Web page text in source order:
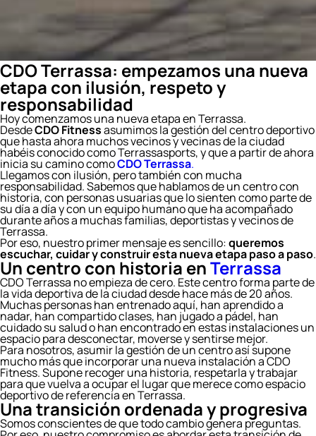
CDO Terrassa: empezamos una nueva
etapa con ilusión, respeto y
responsabilidad
Hoy comenzamos una nueva etapa en Terrassa.
DesdeCDO Fitnessasumimos la gestión del centro deportivo
que hasta ahora muchos vecinos y vecinas de la ciudad
habéis conocido como Terrassasports, y que a partir de ahora
inicia su camino comoCDO Terrassa.
Llegamos con ilusión, pero también con mucha
responsabilidad. Sabemos que hablamos de un centro con
historia, con personas usuarias que lo sienten como parte de
su día a día y con un equipo humano que ha acompañado
durante años a muchas familias, deportistas y vecinos de
Terrassa.
Por eso, nuestro primer mensaje es sencillo:queremos
escuchar, cuidar y construir esta nueva etapa paso a paso.
Un centro con historia enTerrassa
CDO Terrassa no empieza de cero. Este centro forma parte de
la vida deportiva de la ciudad desde hace más de 20 años.
Muchas personas han entrenado aquí, han aprendido a
nadar, han compartido clases, han jugado a pádel, han
cuidado su salud o han encontrado en estas instalaciones un
espacio para desconectar, moverse y sentirse mejor.
Para nosotros, asumir la gestión de un centro así supone
mucho más que incorporar una nueva instalación a CDO
Fitness. Supone recoger una historia, respetarla y trabajar
para que vuelva a ocupar el lugar que merece como espacio
deportivo de referencia en Terrassa.
Una transición ordenada y progresiva
Somos conscientes de que todo cambio genera preguntas.